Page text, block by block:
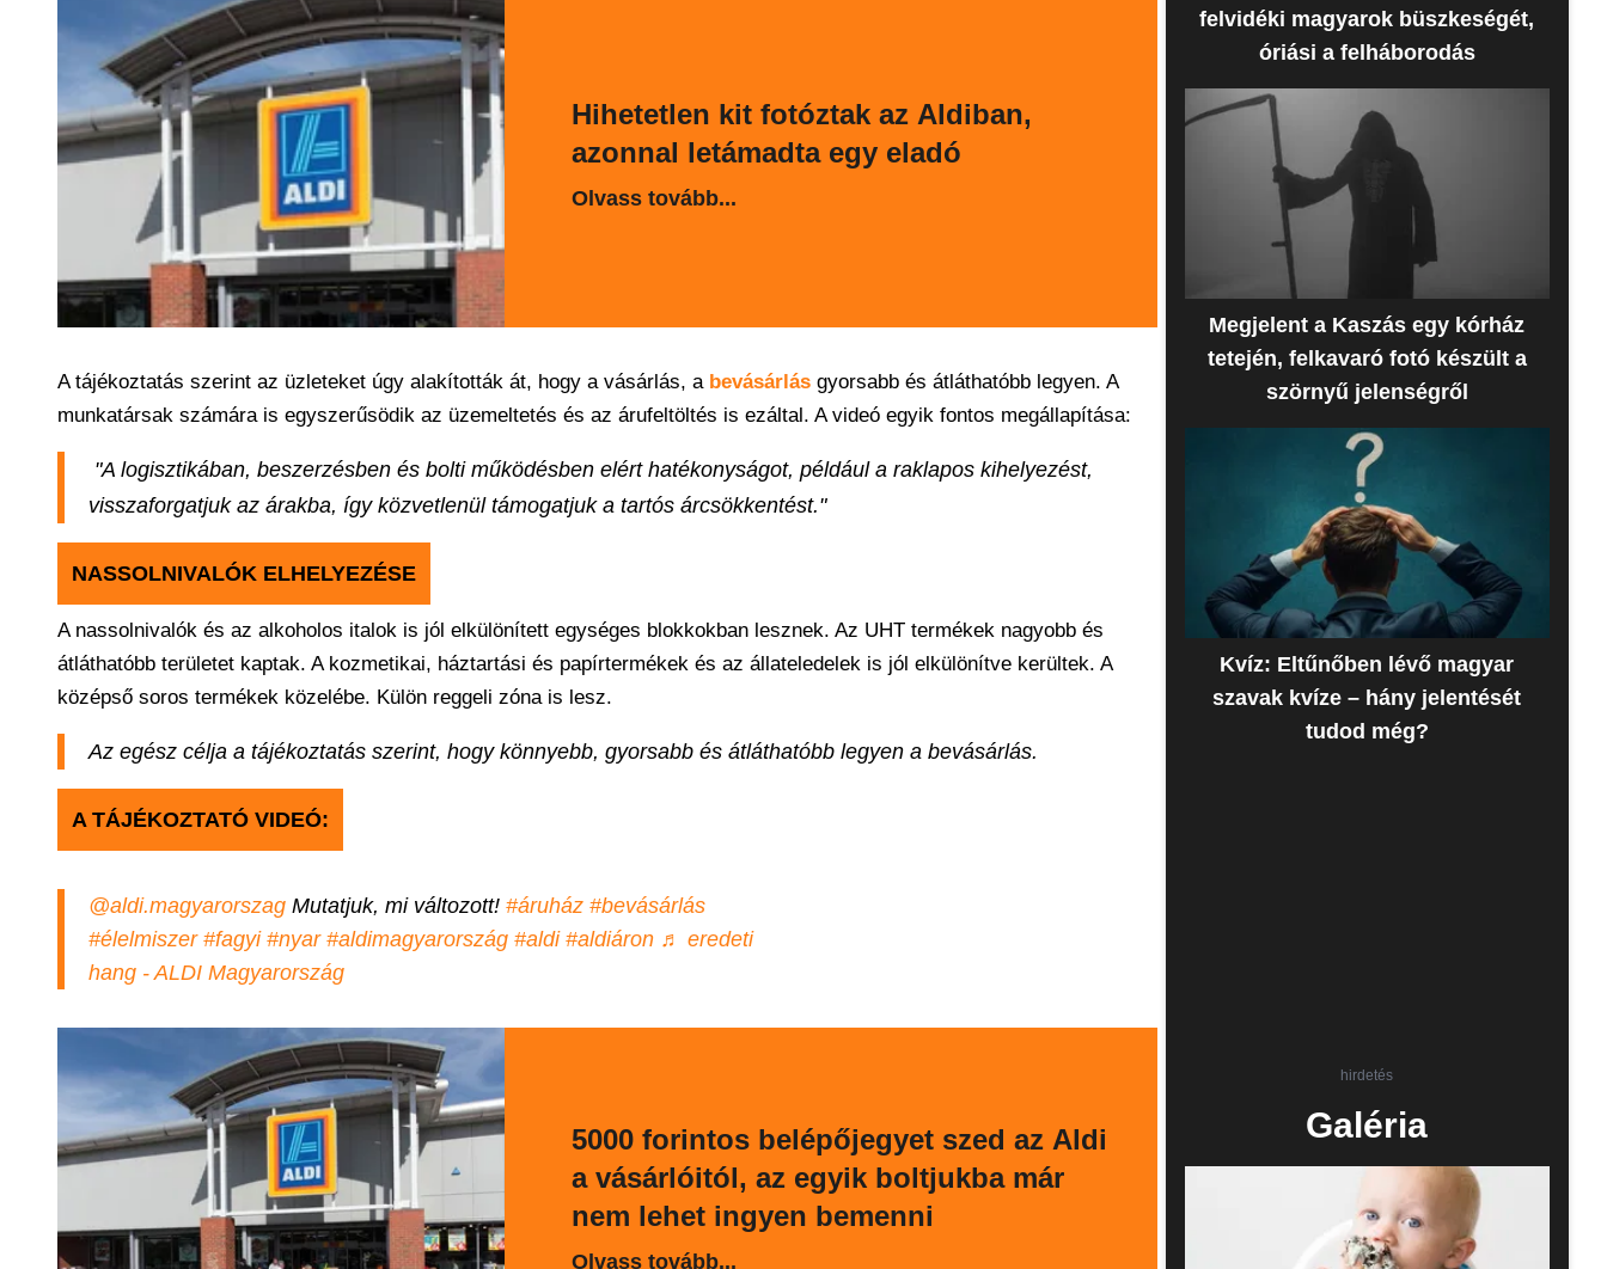
Hihetetlen kit fotóztak az Aldiban,
azonnal letámadta egy eladó
Olvass tovább...
A tájékoztatás szerint az üzleteket úgy alakították át, hogy a vásárlás, a bevásárlás gyorsabb és átláthatóbb legyen. A
munkatársak számára is egyszerűsödik az üzemeltetés és az árufeltöltés is ezáltal. A videó egyik fontos megállapítása:
"A logisztikában, beszerzésben és bolti működésben elért hatékonyságot, például a raklapos kihelyezést,
visszaforgatjuk az árakba, így közvetlenül támogatjuk a tartós árcsökkentést."
NASSOLNIVALÓK ELHELYEZÉSE
A nassolnivalók és az alkoholos italok is jól elkülönített egységes blokkokban lesznek. Az UHT termékek nagyobb és
átláthatóbb területet kaptak. A kozmetikai, háztartási és papírtermékek és az állateledelek is jól elkülönítve kerültek. A
középső soros termékek közelébe. Külön reggeli zóna is lesz.
Az egész célja a tájékoztatás szerint, hogy könnyebb, gyorsabb és átláthatóbb legyen a bevásárlás.
A TÁJÉKOZTATÓ VIDEÓ:
@aldi.magyarorszag Mutatjuk, mi változott! #áruház #bevásárlás
#élelmiszer #fagyi #nyar #aldimagyarország #aldi #aldiáron ♬ eredeti
hang - ALDI Magyarország
5000 forintos belépőjegyet szed az Aldi
a vásárlóitól, az egyik boltjukba már
nem lehet ingyen bemenni
Olvass tovább...
felvidéki magyarok büszkeségét,
óriási a felháborodás
Megjelent a Kaszás egy kórház
tetején, felkavaró fotó készült a
szörnyű jelenségről
Kvíz: Eltűnőben lévő magyar
szavak kvíze – hány jelentését
tudod még?
hirdetés
Galéria